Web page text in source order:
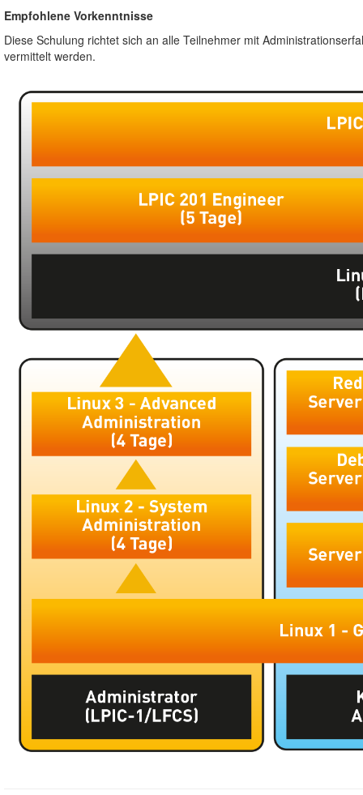
Empfohlene Vorkenntnisse
Diese Schulung richtet sich an alle Teilnehmer mit
vermittelt werden.